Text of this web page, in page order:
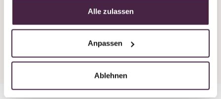
Alle zulassen
Anpassen
Ablehnen
+43 7619 22 122 - 160
stones@mevisto.com